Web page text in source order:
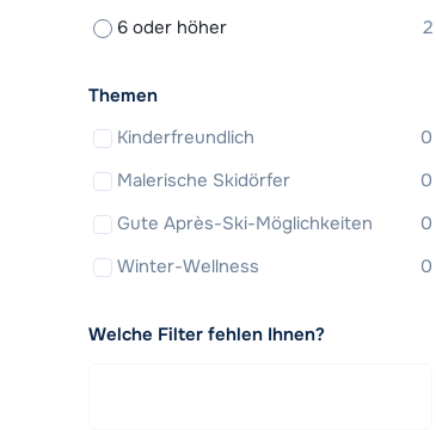
6 oder höher
2
Themen
Kinderfreundlich
0
Malerische Skidörfer
0
Gute Après-Ski-Möglichkeiten
0
Winter-Wellness
0
Welche Filter fehlen Ihnen?